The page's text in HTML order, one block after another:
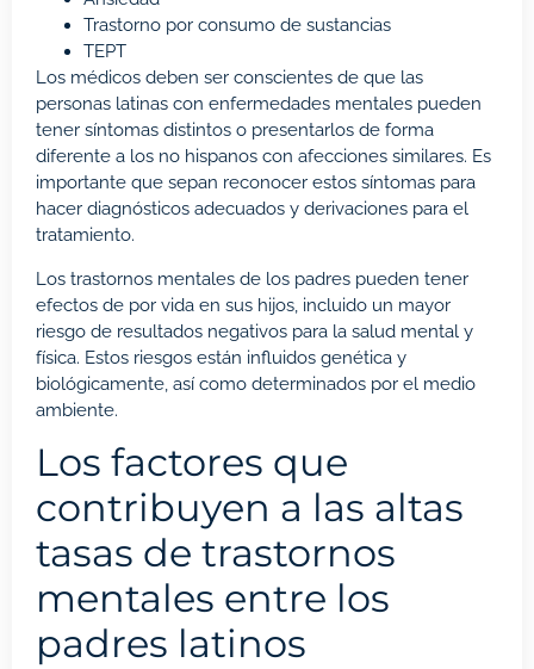
Trastorno por consumo de sustancias
TEPT
Los médicos deben ser conscientes de que las
personas latinas con enfermedades mentales pueden
tener síntomas distintos o presentarlos de forma
diferente a los no hispanos con afecciones similares. Es
importante que sepan reconocer estos síntomas para
hacer diagnósticos adecuados y derivaciones para el
tratamiento.
Los trastornos mentales de los padres pueden tener
efectos de por vida en sus hijos, incluido un mayor
riesgo de resultados negativos para la salud mental y
física. Estos riesgos están influidos genética y
biológicamente, así como determinados por el medio
ambiente.
Los factores que
contribuyen a las altas
tasas de trastornos
mentales entre los
padres latinos